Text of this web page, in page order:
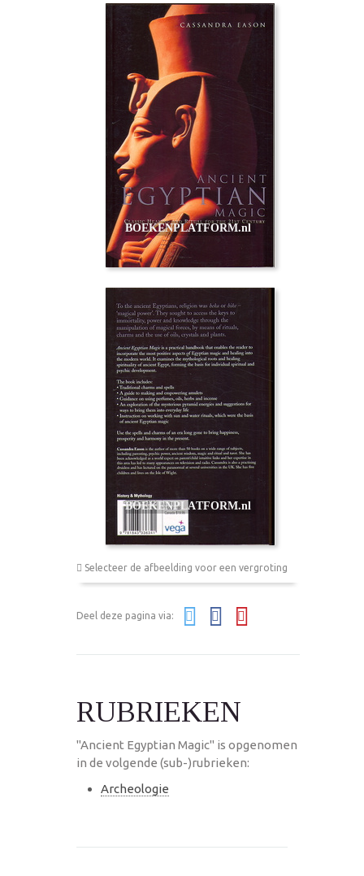
Selecteer de afbeelding voor een vergroting
Deel deze pagina via:
RUBRIEKEN
"Ancient Egyptian Magic" is opgenomen
in de volgende (sub-)rubrieken:
Archeologie